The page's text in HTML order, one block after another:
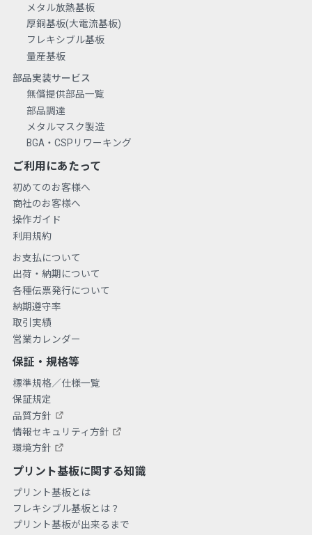
メタル放熱基板
厚銅基板(大電流基板)
フレキシブル基板
量産基板
部品実装サービス
無償提供部品一覧
部品調達
メタルマスク製造
BGA・CSPリワーキング
ご利用にあたって
初めてのお客様へ
商社のお客様へ
操作ガイド
利用規約
お支払について
出荷・納期について
各種伝票発行について
納期遵守率
取引実績
営業カレンダー
保証・規格等
標準規格／仕様一覧
保証規定
品質方針
情報セキュリティ方針
環境方針
プリント基板に関する知識
プリント基板とは
フレキシブル基板とは？
プリント基板が出来るまで